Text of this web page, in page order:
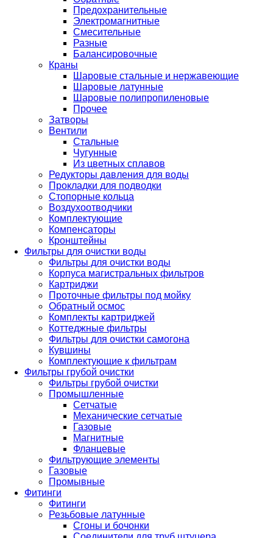
Предохранительные
Электромагнитные
Смесительные
Разные
Балансировочные
Краны
Шаровые стальные и нержавеющие
Шаровые латунные
Шаровые полипропиленовые
Прочее
Затворы
Вентили
Стальные
Чугунные
Из цветных сплавов
Редукторы давления для воды
Прокладки для подводки
Стопорные кольца
Воздухоотводчики
Комплектующие
Компенсаторы
Кронштейны
Фильтры для очистки воды
Фильтры для очистки воды
Корпуса магистральных фильтров
Картриджи
Проточные фильтры под мойку
Обратный осмос
Комплекты картриджей
Коттеджные фильтры
Фильтры для очистки самогона
Кувшины
Комплектующие к фильтрам
Фильтры грубой очистки
Фильтры грубой очистки
Промышленные
Сетчатые
Механические сетчатые
Газовые
Магнитные
Фланцевые
Фильтрующие элементы
Газовые
Промывные
Фитинги
Фитинги
Резьбовые латунные
Сгоны и бочонки